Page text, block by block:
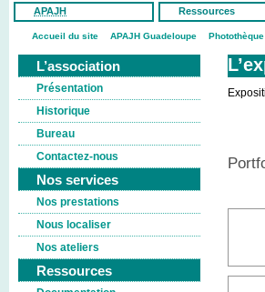
APAJH Ressources
Accueil du site APAJH Guadeloupe Photothèque
L’association
Présentation
Historique
Bureau
Contactez-nous
Nos services
Nos prestations
Nous localiser
Nos ateliers
Ressources